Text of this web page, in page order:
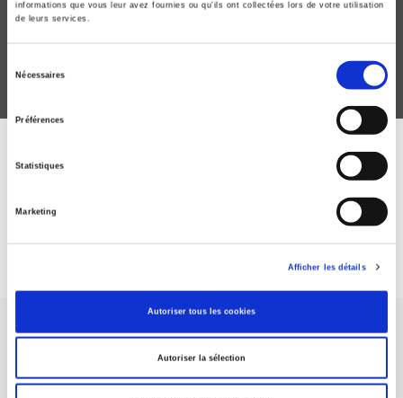
informations que vous leur avez fournies ou qu'ils ont collectées lors de votre utilisation
de leurs services.
Nécessaires
Préférences
Statistiques
Marketing
Afficher les détails
Autoriser tous les cookies
Autoriser la sélection
Fabienne Brugère, Sandra Laugier
ABONNEZ-VOUS À NOS
Je m’abonne